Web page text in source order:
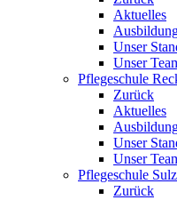
Aktuelles
Unser
Unser
Pflegeschule
Zurück
Aktuelles
Unser
Unser
Pflegeschule
Zurück